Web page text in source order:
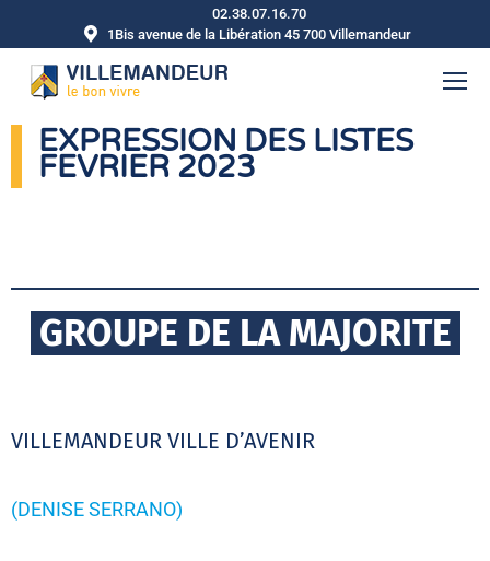
02.38.07.16.70
1Bis avenue de la Libération 45 700 Villemandeur
EXPRESSION DES LISTES
FEVRIER 2023
GROUPE DE LA MAJORITE
VILLEMANDEUR VILLE D’AVENIR
(DENISE SERRANO)